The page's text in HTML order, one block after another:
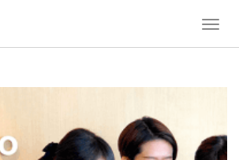
T
l
a
v